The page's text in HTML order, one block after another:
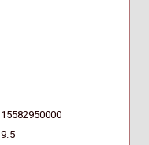
15582950000
9.5